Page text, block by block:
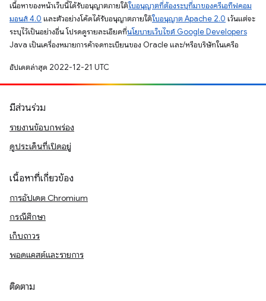
เนื้อหาของหน้าเว็บนี้ได้รับอนุญาตภายใต้ใบอนุญาตที่ต้องระบุที่มาของครีเอทีฟคอม
มอนส์ 4.0 และตัวอย่างโค้ดได้รับอนุญาตภายใต้ใบอนุญาต Apache 2.0 เว้นแต่จะ
ระบุไว้เป็นอย่างอื่น โปรดดูรายละเอียดที่นโยบายเว็บไซต์ Google Developers
Java เป็นเครื่องหมายการค้าจดทะเบียนของ Oracle และ/หรือบริษัทในเครือ
อัปเดตล่าสุด 2022-12-21 UTC
มีส่วนร่วม
รายงานข้อบกพร่อง
ดูประเด็นที่เปิดอยู่
เนื้อหาที่เกี่ยวข้อง
การอัปเดต Chromium
กรณีศึกษา
เก็บถาวร
พอดแคสต์และรายการ
ติดตาม